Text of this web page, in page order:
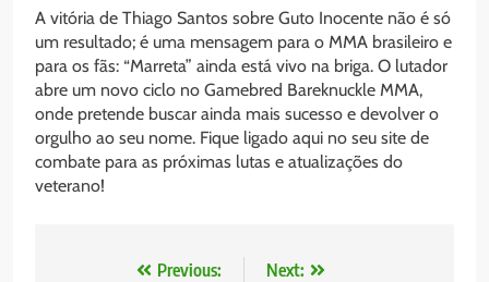
A vitória de Thiago Santos sobre Guto Inocente não é só
um resultado; é uma mensagem para o MMA brasileiro e
para os fãs: “Marreta” ainda está vivo na briga. O lutador
abre um novo ciclo no Gamebred Bareknuckle MMA,
onde pretende buscar ainda mais sucesso e devolver o
orgulho ao seu nome. Fique ligado aqui no seu site de
combate para as próximas lutas e atualizações do
veterano!
Previous:
Next: